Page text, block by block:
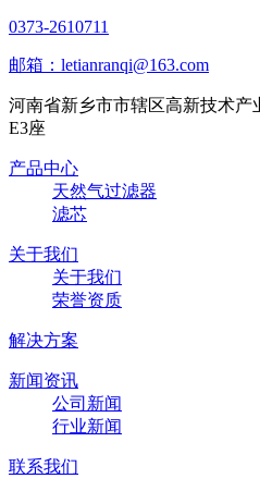
0373-2610711
邮箱：letianranqi@163.com
河南省新乡市市辖区高新技术产
E3座
产品中心
天然气过滤器
滤芯
关于我们
关于我们
荣誉资质
解决方案
新闻资讯
公司新闻
行业新闻
联系我们